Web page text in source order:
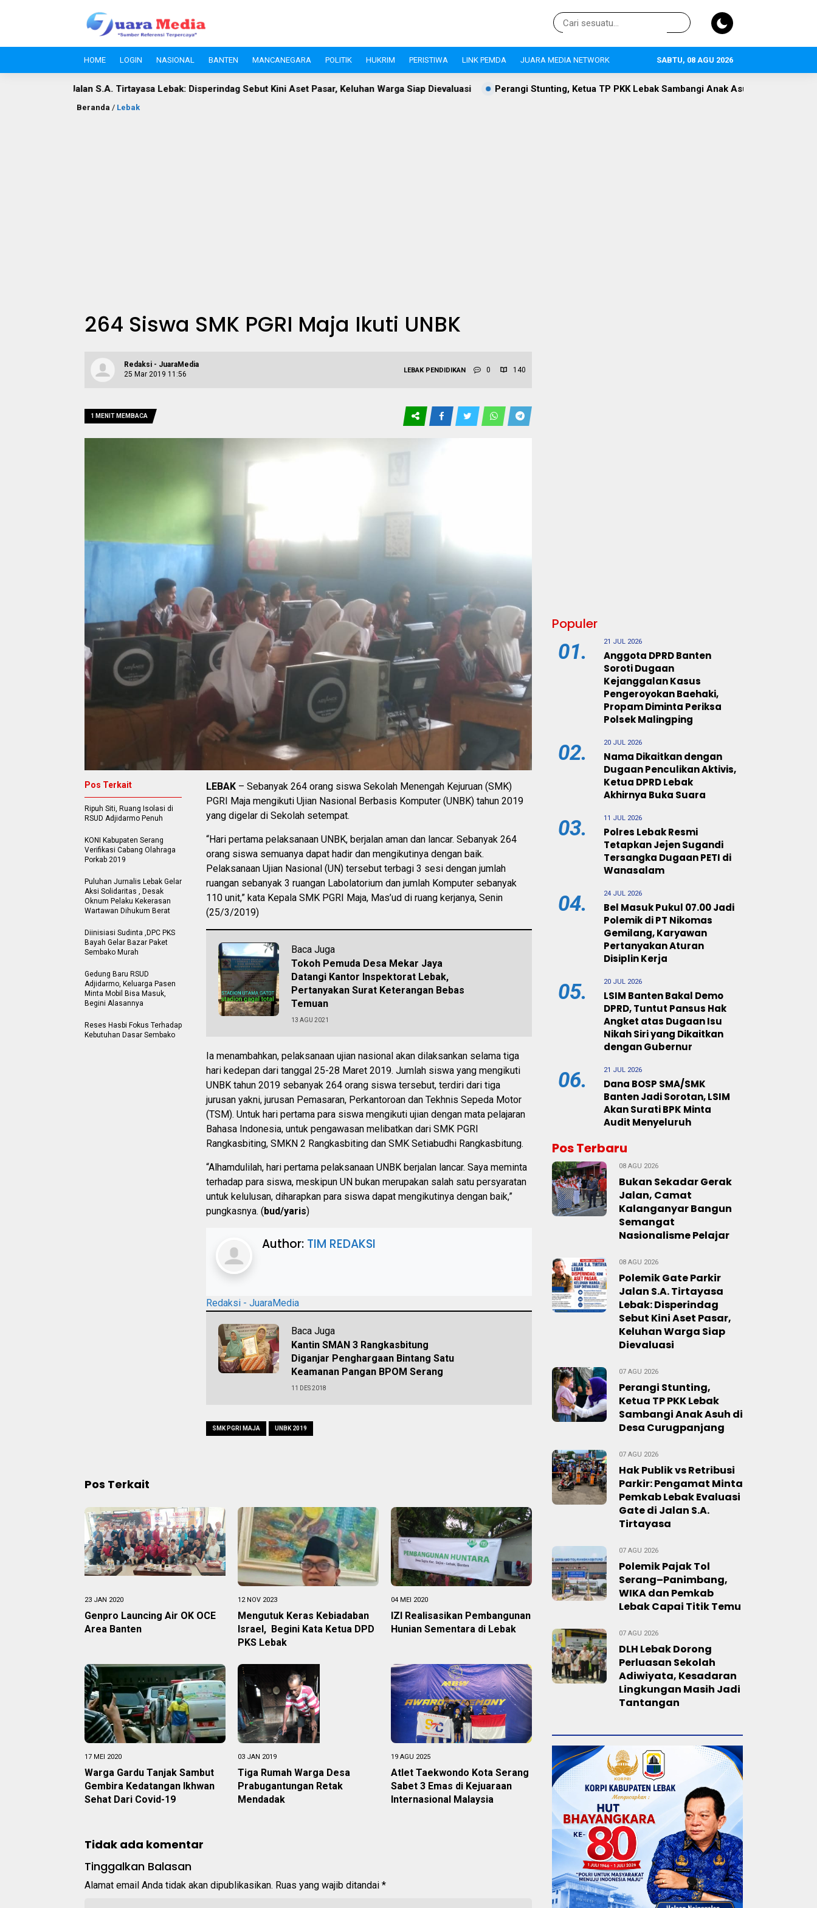
HOME LOGIN NASIONAL BANTEN MANCANEGARA POLITIK HUKRIM PERISTIWA LINK PEMDA JUARA MEDIA NETWORK SABTU, 08 AGU 2026
Tirtayasa Lebak: Disperindag Sebut Kini Aset Pasar, Keluhan Warga Siap Dievaluasi Perangi Stunting, Ketua TP PKK Lebak Sambangi Anak Asuh di Desa Curugpanjang
Beranda / Lebak
264 Siswa SMK PGRI Maja Ikuti UNBK
Redaksi - JuaraMedia
25 Mar 2019 11:56
LEBAK PENDIDIKAN 0 140
1 MENIT MEMBACA
LEBAK – Sebanyak 264 orang siswa Sekolah Menengah Kejuruan (SMK)
PGRI Maja mengikuti Ujian Nasional Berbasis Komputer (UNBK) tahun 2019
yang digelar di Sekolah setempat.
“Hari pertama pelaksanaan UNBK, berjalan aman dan lancar. Sebanyak 264
orang siswa semuanya dapat hadir dan mengikutinya dengan baik.
Pelaksanaan Ujian Nasional (UN) tersebut terbagi 3 sesi dengan jumlah
ruangan sebanyak 3 ruangan Labolatorium dan jumlah Komputer sebanyak
110 unit,” kata Kepala SMK PGRI Maja, Mas’ud di ruang kerjanya, Senin
(25/3/2019)
Baca Juga
Tokoh Pemuda Desa Mekar Jaya
Datangi Kantor Inspektorat Lebak,
Pertanyakan Surat Keterangan Bebas
Temuan
13 AGU 2021
Ia menambahkan, pelaksanaan ujian nasional akan dilaksankan selama tiga
hari kedepan dari tanggal 25-28 Maret 2019. Jumlah siswa yang mengikuti
UNBK tahun 2019 sebanyak 264 orang siswa tersebut, terdiri dari tiga
jurusan yakni, jurusan Pemasaran, Perkantoroan dan Tekhnis Sepeda Motor
(TSM). Untuk hari pertama para siswa mengikuti ujian dengan mata pelajaran
Bahasa Indonesia, untuk pengawasan melibatkan dari SMK PGRI
Rangkasbiting, SMKN 2 Rangkasbiting dan SMK Setiabudhi Rangkasbitung.
“Alhamdulilah, hari pertama pelaksanaan UNBK berjalan lancar. Saya meminta
terhadap para siswa, meskipun UN bukan merupakan salah satu persyaratan
untuk kelulusan, diharapkan para siswa dapat mengikutinya dengan baik,”
pungkasnya. (bud/yaris)
Author: TIM REDAKSI
Redaksi - JuaraMedia
Baca Juga
Kantin SMAN 3 Rangkasbitung
Diganjar Penghargaan Bintang Satu
Keamanan Pangan BPOM Serang
11 DES 2018
SMK PGRI MAJA UNBK 2019
Pos Terkait
Ripuh Siti, Ruang Isolasi di
RSUD Adjidarmo Penuh
KONI Kabupaten Serang
Verifikasi Cabang Olahraga
Porkab 2019
Puluhan Jurnalis Lebak Gelar
Aksi Solidaritas , Desak
Oknum Pelaku Kekerasan
Wartawan Dihukum Berat
Diinisiasi Sudinta ,DPC PKS
Bayah Gelar Bazar Paket
Sembako Murah
Gedung Baru RSUD
Adjidarmo, Keluarga Pasen
Minta Mobil Bisa Masuk,
Begini Alasannya
Reses Hasbi Fokus Terhadap
Kebutuhan Dasar Sembako
Pos Terkait
23 JAN 2020
Genpro Launcing Air OK OCE
Area Banten
12 NOV 2023
Mengutuk Keras Kebiadaban
Israel, Begini Kata Ketua DPD
PKS Lebak
04 MEI 2020
IZI Realisasikan Pembangunan
Hunian Sementara di Lebak
17 MEI 2020
Warga Gardu Tanjak Sambut
Gembira Kedatangan Ikhwan
Sehat Dari Covid-19
03 JAN 2019
Tiga Rumah Warga Desa
Prabugantungan Retak
Mendadak
19 AGU 2025
Atlet Taekwondo Kota Serang
Sabet 3 Emas di Kejuaraan
Internasional Malaysia
Tidak ada komentar
Tinggalkan Balasan
Alamat email Anda tidak akan dipublikasikan. Ruas yang wajib ditandai *
Populer
01. 21 JUL 2026
Anggota DPRD Banten
Soroti Dugaan
Kejanggalan Kasus
Pengeroyokan Baehaki,
Propam Diminta Periksa
Polsek Malingping
02. 20 JUL 2026
Nama Dikaitkan dengan
Dugaan Penculikan Aktivis,
Ketua DPRD Lebak
Akhirnya Buka Suara
03. 11 JUL 2026
Polres Lebak Resmi
Tetapkan Jejen Sugandi
Tersangka Dugaan PETI di
Wanasalam
04. 24 JUL 2026
Bel Masuk Pukul 07.00 Jadi
Polemik di PT Nikomas
Gemilang, Karyawan
Pertanyakan Aturan
Disiplin Kerja
05. 20 JUL 2026
LSIM Banten Bakal Demo
DPRD, Tuntut Pansus Hak
Angket atas Dugaan Isu
Nikah Siri yang Dikaitkan
dengan Gubernur
06. 21 JUL 2026
Dana BOSP SMA/SMK
Banten Jadi Sorotan, LSIM
Akan Surati BPK Minta
Audit Menyeluruh
Pos Terbaru
08 AGU 2026
Bukan Sekadar Gerak
Jalan, Camat
Kalanganyar Bangun
Semangat
Nasionalisme Pelajar
08 AGU 2026
Polemik Gate Parkir
Jalan S.A. Tirtayasa
Lebak: Disperindag
Sebut Kini Aset Pasar,
Keluhan Warga Siap
Dievaluasi
07 AGU 2026
Perangi Stunting,
Ketua TP PKK Lebak
Sambangi Anak Asuh di
Desa Curugpanjang
07 AGU 2026
Hak Publik vs Retribusi
Parkir: Pengamat Minta
Pemkab Lebak Evaluasi
Gate di Jalan S.A.
Tirtayasa
07 AGU 2026
Polemik Pajak Tol
Serang–Panimbang,
WIKA dan Pemkab
Lebak Capai Titik Temu
07 AGU 2026
DLH Lebak Dorong
Perluasan Sekolah
Adiwiyata, Kesadaran
Lingkungan Masih Jadi
Tantangan